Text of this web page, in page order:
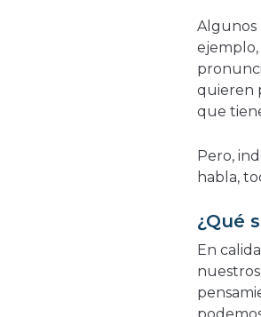
Algunos
quieren
que
Pero,
habla,
¿Qué
En